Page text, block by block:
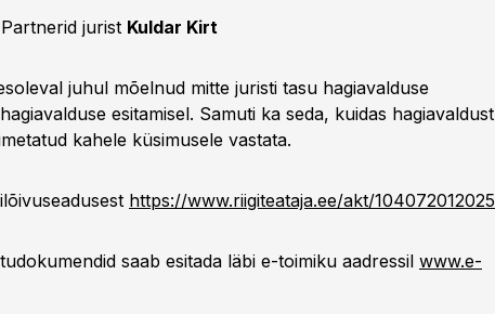
jurist Kuldar Kirt
juhul mõelnud mitte juristi tasu hagiavalduse
esitamisel. Samuti ka seda, kuidas hagiavaldust
kahele küsimusele vastata.
https://www.riigiteataja.ee/akt/104072012025
saab esitada läbi e-toimiku aadressil www.e-